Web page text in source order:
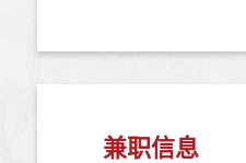
兼职信息